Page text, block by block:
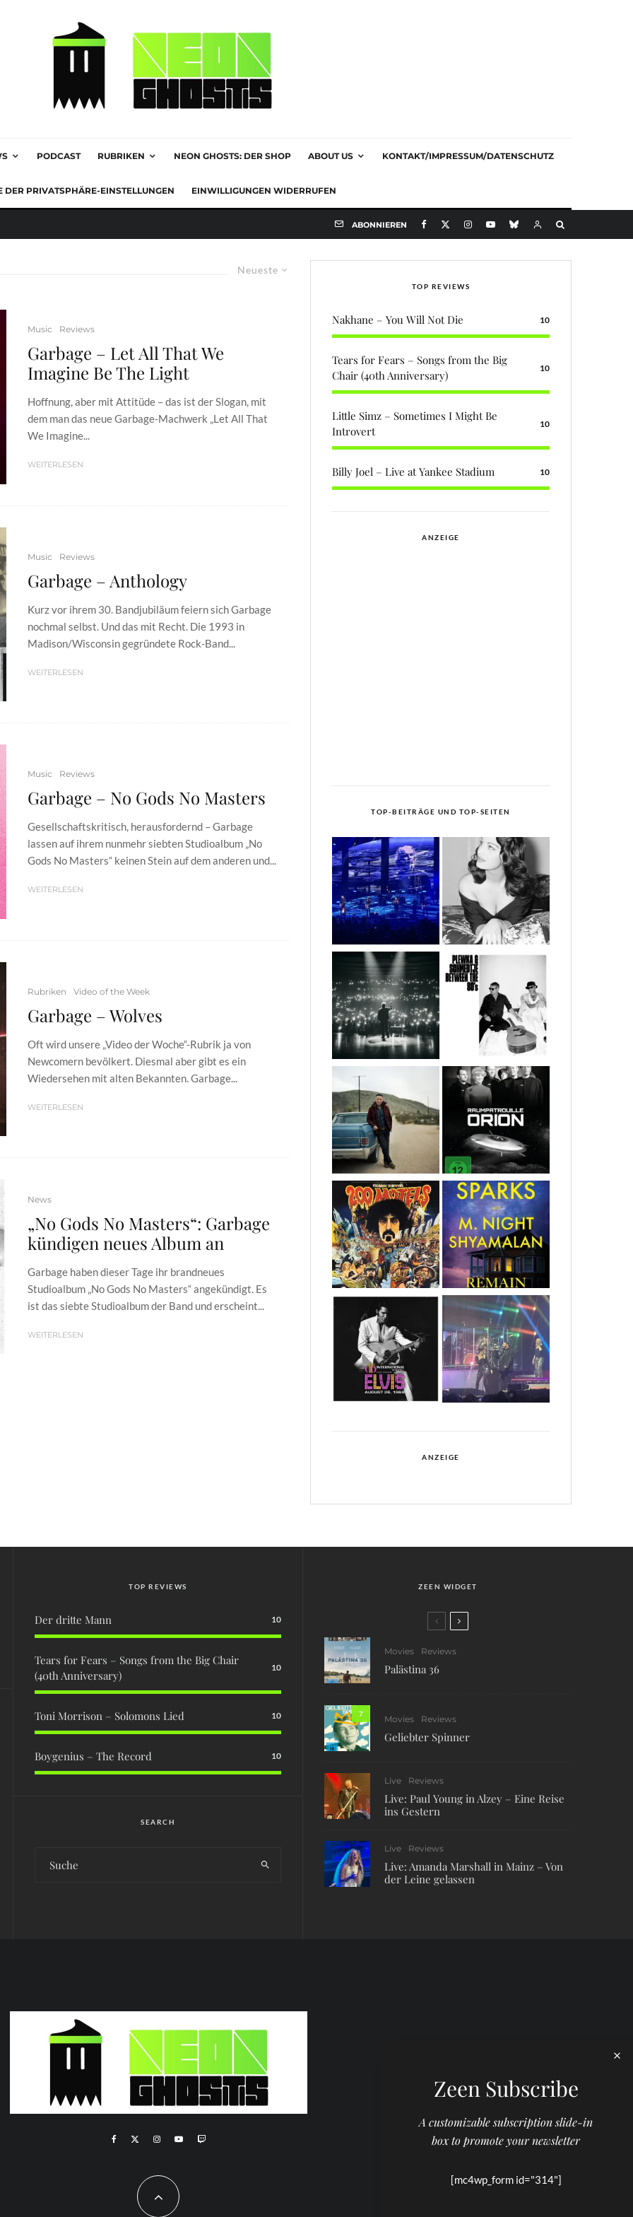
PODCAST RUBRIKEN NEON GHOSTS: DER SHOP ABOUT US KONTAKT/IMPRESSUM/DATENSCHUTZ
DER PRIVATSPHÄRE-EINSTELLUNGEN EINWILLIGUNGEN WIDERRUFEN
ABONNIEREN
Neueste
Music Reviews
Garbage – Let All That We
Imagine Be The Light
Hoffnung, aber mit Attitüde – das ist der Slogan, mit
dem man das neue Garbage-Machwerk „Let All That
We Imagine...
WEITERLESEN
Music Reviews
Garbage – Anthology
Kurz vor ihrem 30. Bandjubiläum feiern sich Garbage
nochmal selbst. Und das mit Recht. Die 1993 in
Madison/Wisconsin gegründete Rock-Band...
WEITERLESEN
Music Reviews
Garbage – No Gods No Masters
Gesellschaftskritisch, herausfordernd – Garbage
lassen auf ihrem nunmehr siebten Studioalbum „No
Gods No Masters“ keinen Stein auf dem anderen und...
WEITERLESEN
Rubriken Video of the Week
Garbage – Wolves
Oft wird unsere „Video der Woche“-Rubrik ja von
Newcomern bevölkert. Diesmal aber gibt es ein
Wiedersehen mit alten Bekannten. Garbage...
WEITERLESEN
News
„No Gods No Masters“: Garbage
kündigen neues Album an
Garbage haben dieser Tage ihr brandneues
Studioalbum „No Gods No Masters“ angekündigt. Es
ist das siebte Studioalbum der Band und erscheint...
WEITERLESEN
TOP REVIEWS
Nakhane – You Will Not Die 10
Tears for Fears – Songs from the Big
Chair (40th Anniversary)
10
Little Simz – Sometimes I Might Be
Introvert
10
Billy Joel – Live at Yankee Stadium 10
ANZEIGE
TOP-BEITRÄGE UND TOP-SEITEN
ANZEIGE
TOP REVIEWS
Der dritte Mann 10
Tears for Fears – Songs from the Big Chair
(40th Anniversary)
10
Toni Morrison – Solomons Lied 10
Boygenius – The Record 10
SEARCH
ZEEN WIDGET
Movies Reviews
Palästina 36
7
Movies Reviews
Geliebter Spinner
Live Reviews
Live: Paul Young in Alzey – Eine Reise
ins Gestern
Live Reviews
Live: Amanda Marshall in Mainz – Von
der Leine gelassen
Zeen Subscribe
A customizable subscription slide-in
box to promote your newsletter
[mc4wp_form id="314"]